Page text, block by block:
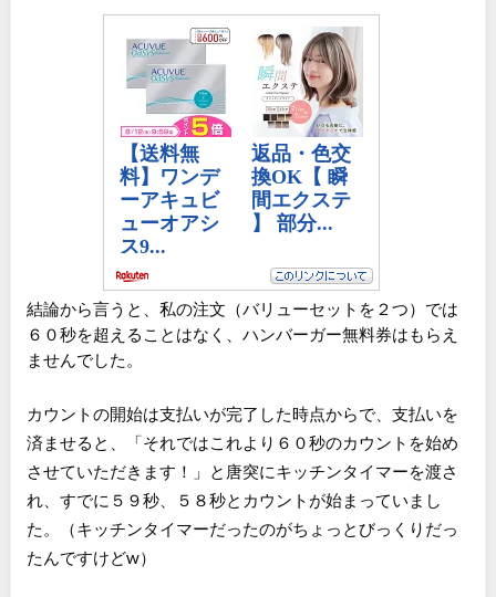
結論から言うと、私の注文（バリューセットを２つ）では
６０秒を超えることはなく、ハンバーガー無料券はもらえ
ませんでした。
カウントの開始は支払いが完了した時点からで、支払いを
済ませると、「それではこれより６０秒のカウントを始め
させていただきます！」と唐突にキッチンタイマーを渡さ
れ、すでに５９秒、５８秒とカウントが始まっていまし
た。（キッチンタイマーだったのがちょっとびっくりだっ
たんですけどw）